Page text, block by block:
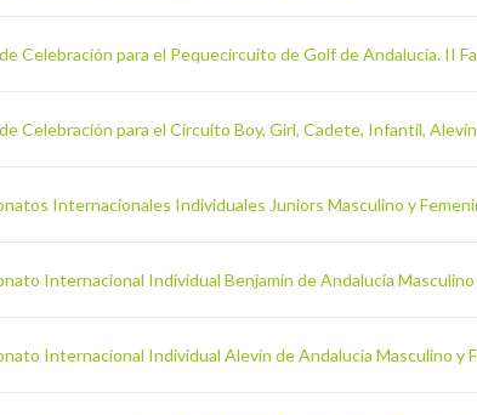
Celebración para el Pequecircuito de Golf de Andalucía. II
Celebración para el Circuito Boy, Girl, Cadete, Infantil,
Internacionales Individuales Juniors Masculino y
Internacional Individual Benjamín de Andalucía Masculino
Internacional Individual Alevín de Andalucía Masculino y